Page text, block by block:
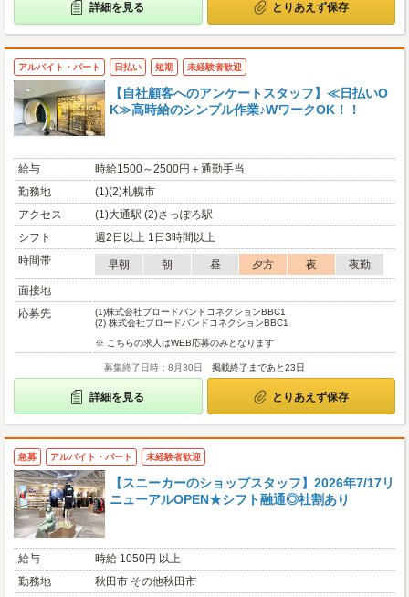
詳細を見る とりあえず保存
アルバイト・パート 日払い 短期 未経験者歓迎
【自社顧客へのアンケートスタッフ】≪日払いO
K≫高時給のシンプル作業♪WワークOK！！
給与
時給1500～2500円＋通勤手当
勤務地
(1)(2)札幌市
アクセス
(1)大通駅 (2)さっぽろ駅
シフト
週2日以上 1日3時間以上
時間帯
早朝 朝 昼 夕方 夜
夜勤
面接地
応募先
(1)株式会社ブロードバンドコネクションBBC1
(2) 株式会社ブロードバンドコネクションBBC1
※ こちらの求人はWEB応募のみとなります
募集終了日時：8月30日 掲載終了まであと23日
詳細を見る とりあえず保存
急募 アルバイト・パート 未経験者歓迎
【スニーカーのショップスタッフ】2026年7/17リ
ニューアルOPEN★シフト融通◎社割あり
給与
時給 1050円 以上
勤務地
秋田市 その他秋田市